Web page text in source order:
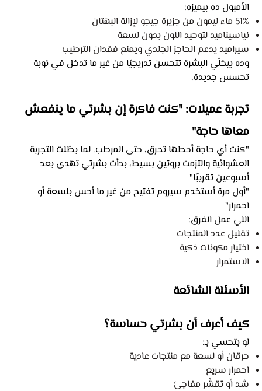
الأمبول ده بيميزه:
51% ماء ليمون من جزيرة جيجو لإزالة البهتان
نياسيناميد لتوحيد اللون بدون لسعة
سيراميد يدعم الحاجز الجلدي ويمنع فقدان الترطيب
وده بيخلّي البشرة تتحسن تدريجيًا من غير ما تدخل في نوبة
تحسس جديدة.
تجربة عميلات: "كنت فاكرة إن بشرتي ما ينفعش
معاها حاجة"
"كنت أي حاجة أحطها تحرق، حتى المرطب. لما بطّلت التجربة
العشوائية والتزمت بروتين بسيط، بدأت بشرتي تهدى بعد
أسبوعين تقريبًا"
"أول مرة أستخدم سيروم تفتيح من غير ما أحس بلسعة أو
احمرار"
اللي عمل الفرق:
تقليل عدد المنتجات
اختيار مكونات ذكية
الاستمرار
الأسئلة الشائعة
كيف أعرف أن بشرتي حساسة؟
لو بتحسي بـ:
حرقان أو لسعة مع منتجات عادية
احمرار سريع
شد أو تقشّر مفاجئ